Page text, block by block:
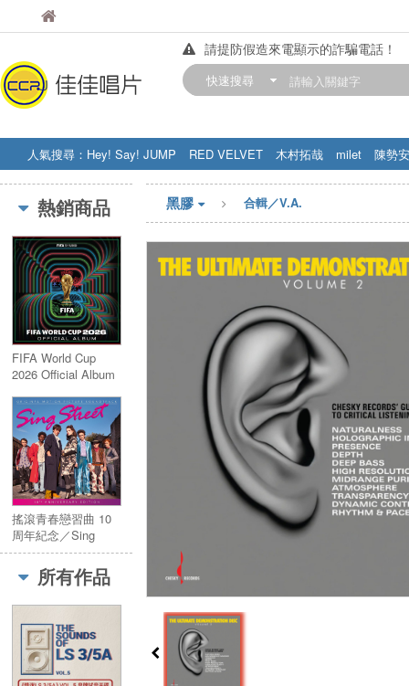
佳佳唱片
請提防假造來電顯示的詐騙電話！
【中華門市營業時間調整公告】
快速搜尋
人氣搜尋： Hey! Say! JUMP RED VELVET 木村拓哉 milet
陳勢安
STRAY KIDS
盧廣仲 周杰伦
熱銷商品
FIFA World Cup
2026 Official Album
搖滾青春戀習曲 10
周年紀念／Sing
Street 10th
Anniversary
所有作品
黑膠 合輯／V.A.